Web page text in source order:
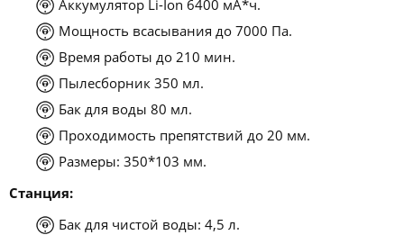
Аккумулятор Li-Ion 6400 мА*ч.
Мощность всасывания до 7000 Па.
Время работы до 210 мин.
Пылесборник 350 мл.
Бак для воды 80 мл.
Проходимость препятствий до 20 мм.
Размеры: 350*103 мм.
Станция:
Бак для чистой воды: 4,5 л.